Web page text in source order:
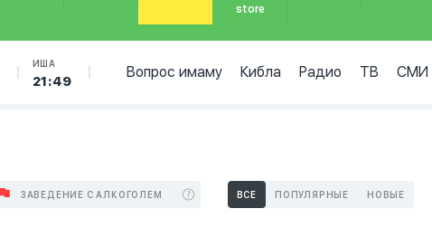
store
ИША
21:49
Вопрос имаму Кибла Радио ТВ СМИ
ЗАВЕДЕНИЕ С АЛКОГОЛЕМ ВСЕ ПОПУЛЯРНЫЕ НОВЫЕ